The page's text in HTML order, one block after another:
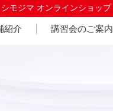
シモジマ オンラインショップ
紹介 講習会のご案内